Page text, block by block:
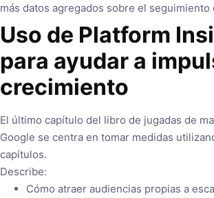
más datos agregados sobre el
Uso de Platform
para ayudar a
crecimiento
El último capítulo del libro de jugadas de
Google se centra en tomar medidas
capítulos.
Describe:
Cómo atraer audiencias propias a